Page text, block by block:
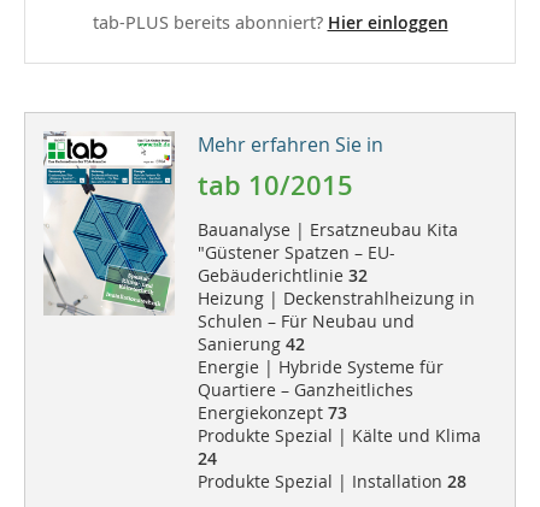
tab-PLUS bereits abonniert? Hier einloggen
Mehr erfahren Sie in
tab 10/2015
Bauanalyse | Ersatzneubau Kita
"Güstener Spatzen – EU-
Gebäuderichtlinie 32
Heizung | Deckenstrahlheizung in
Schulen – Für Neubau und
Sanierung 42
Energie | Hybride Systeme für
Quartiere – Ganzheitliches
Energiekonzept 73
Produkte Spezial | Kälte und Klima
24
Produkte Spezial | Installation 28